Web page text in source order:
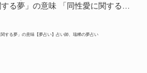
る夢」の意味 「同性愛に関する
関する夢」の意味【夢占い】占い師、瑞稀の夢占い